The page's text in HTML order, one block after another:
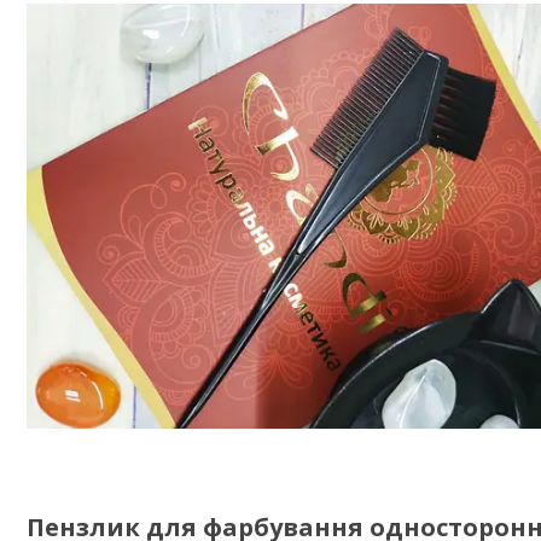
Пензлик для фарбування